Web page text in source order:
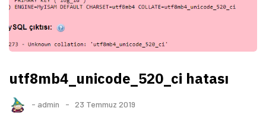
utf8mb4_unicode_520_ci hatası
- admin 23 Temmuz 2019